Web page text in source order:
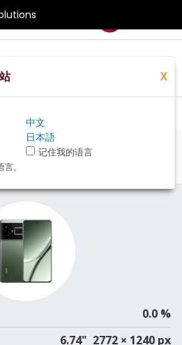
240W评估
0.0 %
6.74" 2772 × 1240 px
X
中文
日本語
记住我的语言
。